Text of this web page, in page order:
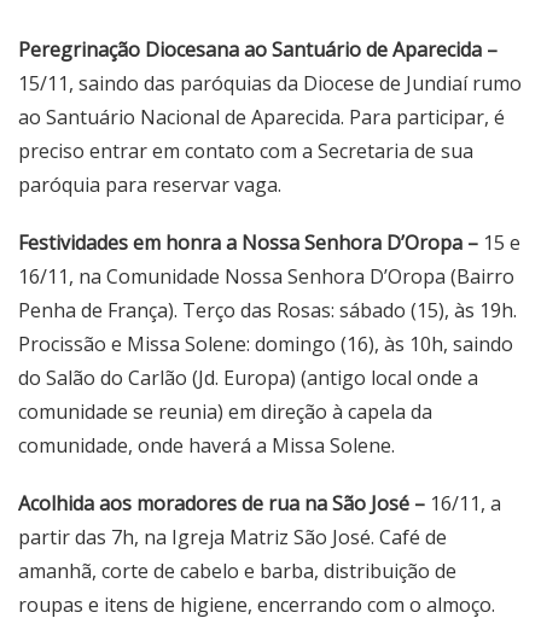
Peregrinação Diocesana ao Santuário de Aparecida –
15/11, saindo das paróquias da Diocese de Jundiaí rumo
ao Santuário Nacional de Aparecida. Para participar, é
preciso entrar em contato com a Secretaria de sua
paróquia para reservar vaga.
Festividades em honra a Nossa Senhora D’Oropa – 15 e
16/11, na Comunidade Nossa Senhora D’Oropa (Bairro
Penha de França). Terço das Rosas: sábado (15), às 19h.
Procissão e Missa Solene: domingo (16), às 10h, saindo
do Salão do Carlão (Jd. Europa) (antigo local onde a
comunidade se reunia) em direção à capela da
comunidade, onde haverá a Missa Solene.
Acolhida aos moradores de rua na São José – 16/11, a
partir das 7h, na Igreja Matriz São José. Café de
amanhã, corte de cabelo e barba, distribuição de
roupas e itens de higiene, encerrando com o almoço.